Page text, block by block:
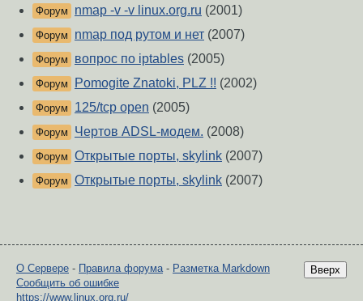
Форум nmap -v -v linux.org.ru (2001)
Форум nmap под рутом и нет (2007)
Форум вопрос по iptables (2005)
Форум Pomogite Znatoki, PLZ !! (2002)
Форум 125/tcp open (2005)
Форум Чертов ADSL-модем. (2008)
Форум Открытые порты, skylink (2007)
Форум Открытые порты, skylink (2007)
Вверх
О Сервере - Правила форума- Разметка Markdown
Сообщить об ошибке
https://www.linux.org.ru/